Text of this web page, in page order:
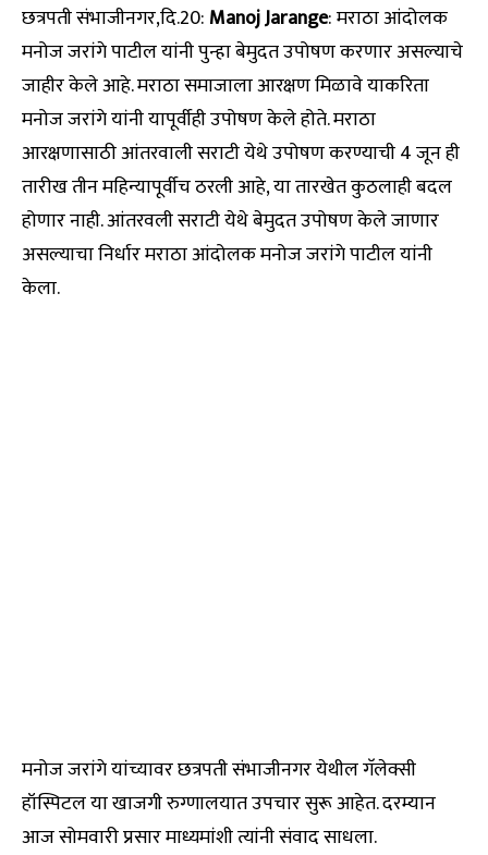
छत्रपती संभाजीनगर,दि.20: Manoj Jarange: मराठा आंदोलक
मनोज जरांगे पाटील यांनी पुन्हा बेमुदत उपोषण करणार असल्याचे
जाहीर केले आहे. मराठा समाजाला आरक्षण मिळावे याकरिता
मनोज जरांगे यांनी यापूर्वीही उपोषण केले होते. मराठा
आरक्षणासाठी आंतरवाली सराटी येथे उपोषण करण्याची 4 जून ही
तारीख तीन महिन्यापूर्वीच ठरली आहे, या तारखेत कुठलाही बदल
होणार नाही. आंतरवली सराटी येथे बेमुदत उपोषण केले जाणार
असल्याचा निर्धार मराठा आंदोलक मनोज जरांगे पाटील यांनी
केला.
मनोज जरांगे यांच्यावर छत्रपती संभाजीनगर येथील गॅलेक्सी
हॉस्पिटल या खाजगी रुग्णालयात उपचार सुरू आहेत. दरम्यान
आज सोमवारी प्रसार माध्यमांशी त्यांनी संवाद साधला.